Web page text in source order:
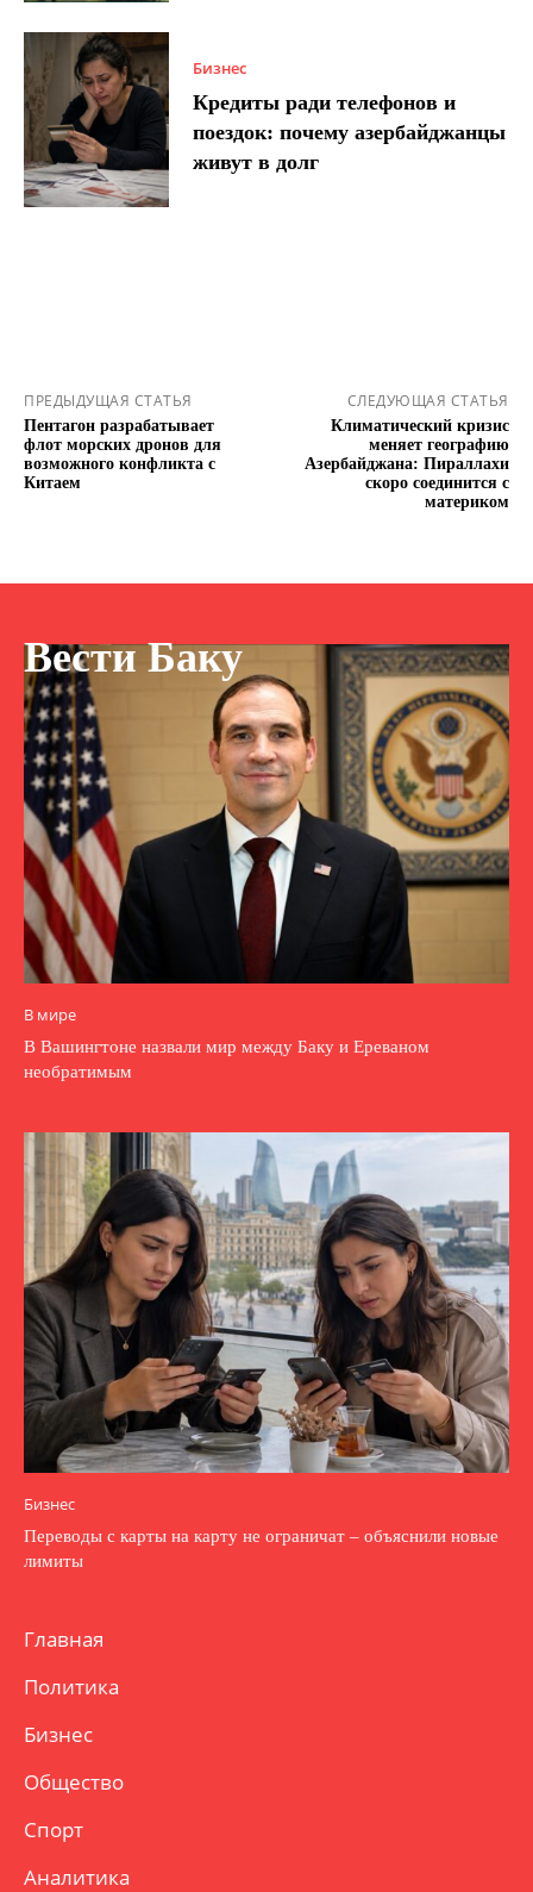
Бизнес
Кредиты ради телефонов и
поездок: почему азербайджанцы
живут в долг
ПРЕДЫДУЩАЯ СТАТЬЯ
Пентагон разрабатывает
флот морских дронов для
возможного конфликта с
Китаем
СЛЕДУЮЩАЯ СТАТЬЯ
Климатический кризис
меняет географию
Азербайджана: Пираллахи
скоро соединится с
материком
Вести Баку
В мире
В Вашингтоне назвали мир между Баку и Ереваном
необратимым
Бизнес
Переводы с карты на карту не ограничат – объяснили новые
лимиты
Главная
Политика
Бизнес
Общество
Спорт
Аналитика